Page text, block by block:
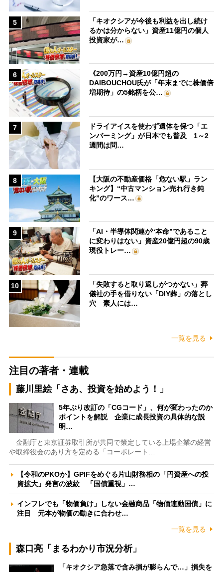
5
「キオクシアが今後も利益を出し続け
るかは分からない」資産11億円の個人
投資家が…
6
《200万円→資産10億円超の
DAIBOUCHOU氏が「年末までに株価倍
増期待」の5銘柄を公…
7
ドライアイスを使わず遺体を保つ「エ
ンバーミング」が日本でも普及 1～2
週間は問…
8
【大阪の不動産価格「危ない駅」ラン
キング】“中古マンション売れ行き鈍
化”のワース…
9
「AI・半導体関連が“本命”であること
に変わりはない」資産20億円超の90歳
現役トレー…
10
「失敗すると取り返しがつかない」葬
儀社の手を借りない「DIY葬」の落とし
穴 素人には…
一覧を見る
注目の著者・連載
藤川里絵「さあ、投資を始めよう！」
5年ぶり改訂の「CGコード」、何が変わったのか
ポイントを解説 企業に成長投資の具体的な説
明…
金融庁と東京証券取引所が共同で策定している上場企業の経営
や取締役会のあり方を定める「コーポレート…
【令和のPKOか】GPIFをめぐる片山財務相の「円資産への投
資拡大」発言の波紋 「国債重視」…
インフレでも「物価負け」しない金融商品「物価連動国債」に
注目 元本が物価の動きに合わせ…
一覧を見る
森口亮「まるわかり市況分析」
「キオクシア急落で含み損が膨らんで…」損失を